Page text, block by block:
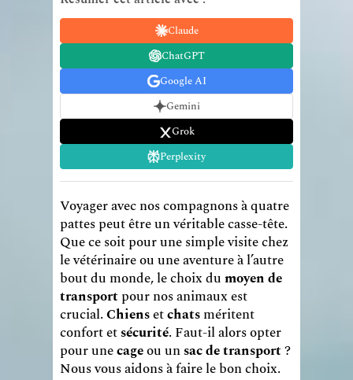
Claude
ChatGPT
Google AI
Gemini
Grok
Perplexity
Voyager avec nos compagnons à quatre
pattes peut être un véritable casse-tête.
Que ce soit pour une simple visite chez
le vétérinaire ou une aventure à l’autre
bout du monde, le choix dumoyen de
transportpour nos animaux est
crucial.Chiensetchatsméritent
confort etsécurité. Faut-il alors opter
pour unecageou unsac de transport?
Nous vous aidons à faire le bon choix.